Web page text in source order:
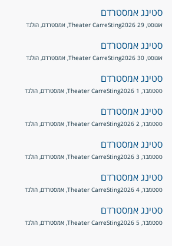
סטינג אמסטרדם
אוגוסט, 29 2026 StingTheater Carre, אמסטרדם, הולנד
סטינג אמסטרדם
אוגוסט, 30 2026 StingTheater Carre, אמסטרדם, הולנד
סטינג אמסטרדם
ספטמבר, 1 2026 StingTheater Carre, אמסטרדם, הולנד
סטינג אמסטרדם
ספטמבר, 2 2026 StingTheater Carre, אמסטרדם, הולנד
סטינג אמסטרדם
ספטמבר, 3 2026 StingTheater Carre, אמסטרדם, הולנד
סטינג אמסטרדם
ספטמבר, 4 2026 StingTheater Carre, אמסטרדם, הולנד
סטינג אמסטרדם
ספטמבר, 5 2026 StingTheater Carre, אמסטרדם, הולנד